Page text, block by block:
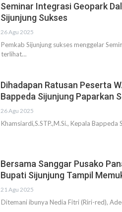
Seminar Integrasi Geopark
Sijunjung Sukses
26 Agu 2025
Pemkab Sijunjung sukses menggelar
terlihat…
Dihadapan Ratusan Peserta
Bappeda Sijunjung Paparkan
26 Agu 2025
Khamsiardi,S.STP.,M.Si., Kepala
Bersama Sanggar Pusako
Bupati Sijunjung Tampil
21 Agu 2025
Ditemani ibunya Nedia Fitri (Riri-red),